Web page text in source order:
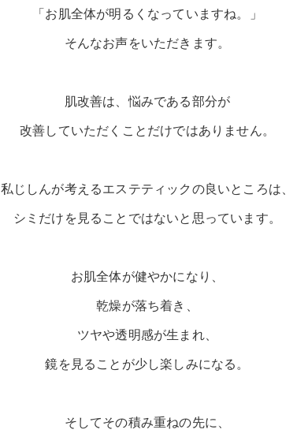
「お肌全体が明るくなっていますね。」
そんなお声をいただきます。
肌改善は、悩みである部分が
改善していただくことだけではありません。
私じしんが考えるエステティックの良いところは、
シミだけを見ることではないと思っています。
お肌全体が健やかになり、
乾燥が落ち着き、
ツヤや透明感が生まれ、
鏡を見ることが少し楽しみになる。
そしてその積み重ねの先に、